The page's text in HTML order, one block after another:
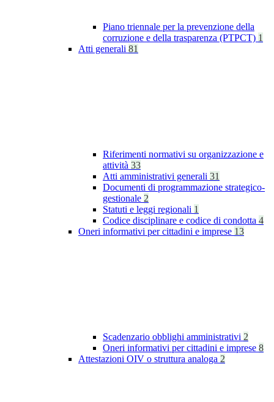
Piano triennale per la prevenzione della
corruzione e della trasparenza (PTPCT) 1
Atti generali 81
Riferimenti normativi su organizzazione e
attività 33
Atti amministrativi generali 31
Documenti di programmazione strategico-
gestionale 2
Statuti e leggi regionali 1
Codice disciplinare e codice di condotta 4
Oneri informativi per cittadini e imprese 13
Scadenzario obblighi amministrativi 2
Oneri informativi per cittadini e imprese 8
Attestazioni OIV o struttura analoga 2